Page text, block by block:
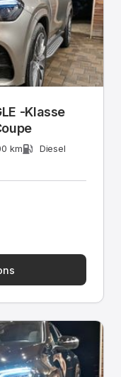
-Klasse
km
Diesel